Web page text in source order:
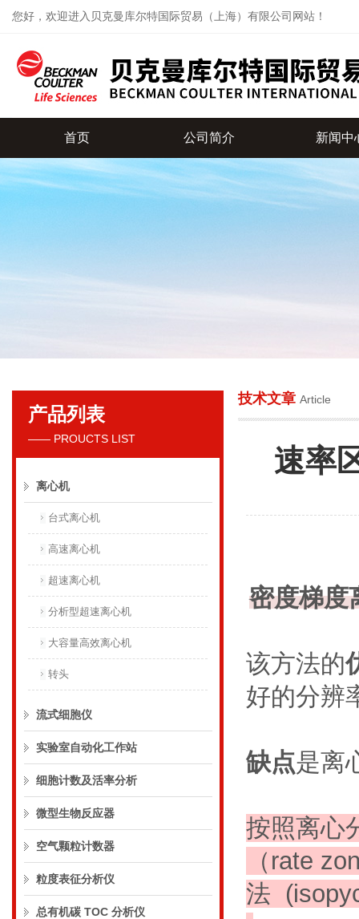
您好，欢迎进入贝克曼库尔特国际贸易（上海）有限公司网站！
贝克曼库尔特国际贸易（上海）有限公司
首页 公司简介 新闻中
产品列表
—— PROUCTS LIST
离心机
台式离心机
高速离心机
超速离心机
分析型超速离心机
大容量高效离心机
转头
流式细胞仪
实验室自动化工作站
细胞计数及活率分析
微型生物反应器
空气颗粒计数器
粒度表征分析仪
总有机碳 TOC 分析仪
技术文章 Article
速率
密度梯
该方法的
好的分辨
缺点是离
按照离心
（rate
法